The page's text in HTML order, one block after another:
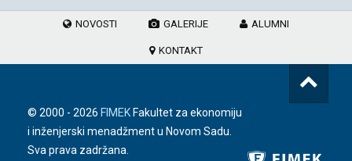
NOVOSTI GALERIJE ALUMNI
KONTAKT
© 2000 - 2026 FIMEK Fakultet za ekonomiju
i inženjerski menadžment u Novom Sadu.
Sva prava zadržana.